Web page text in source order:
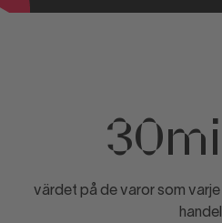
värdet på de varor som